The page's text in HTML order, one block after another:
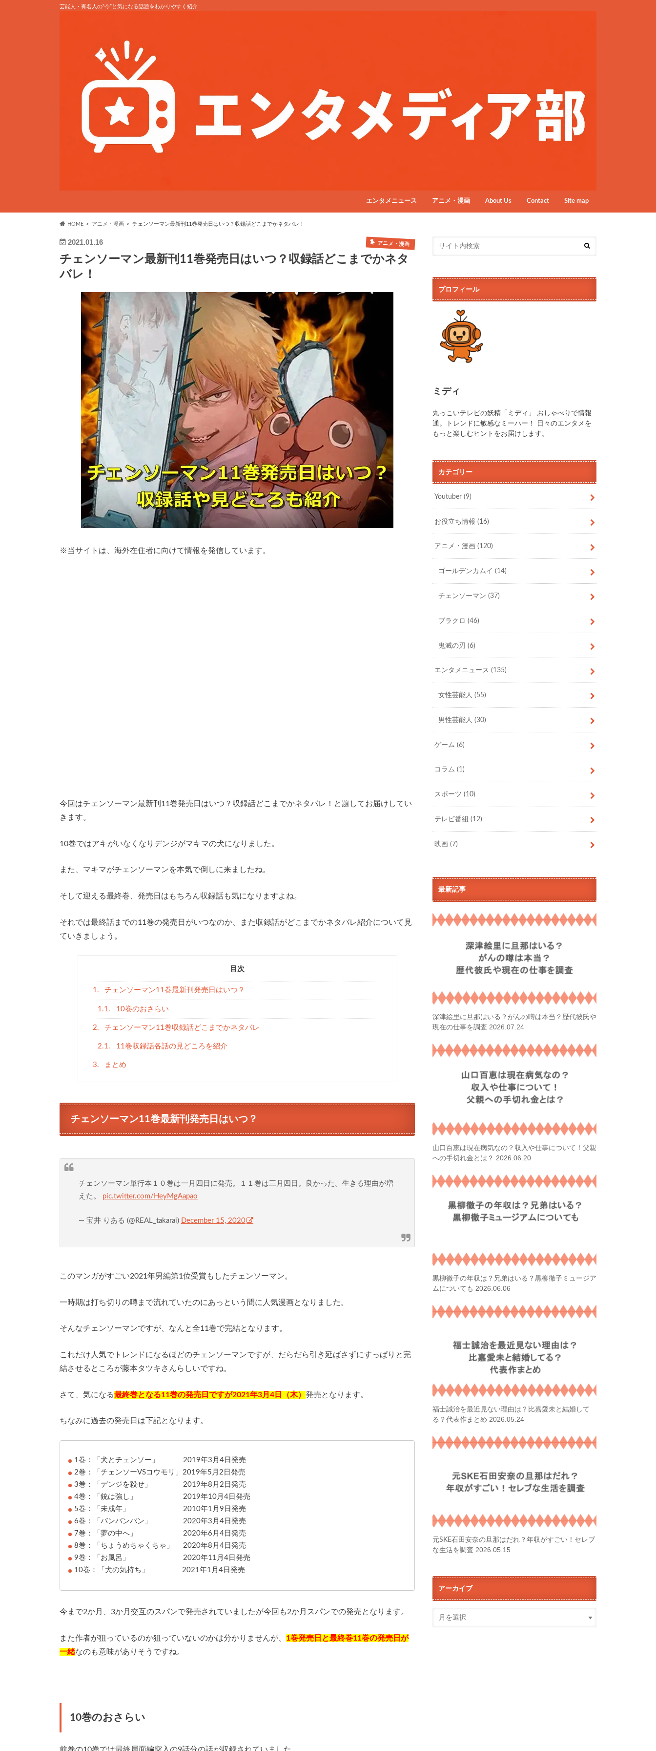
芸能人・有名人の“今”と気になる話題をわかりやすく紹介
エンタメニュース アニメ・漫画 About Us Contact Site map
HOME アニメ・漫画 チェンソーマン最新刊11巻発売日はいつ？収録話どこまでかネタバレ！
2021.01.16 アニメ・漫画
チェンソーマン最新刊11巻発売日はいつ？収録話どこまでかネタ
バレ！
※当サイトは、海外在住者に向けて情報を発信しています。
今回はチェンソーマン最新刊11巻発売日はいつ？収録話どこまでかネタバレ！と題してお届けしてい
きます。
10巻ではアキがいなくなりデンジがマキマの犬になりました。
また、マキマがチェンソーマンを本気で倒しに来ましたね。
そして迎える最終巻、発売日はもちろん収録話も気になりますよね。
それでは最終話までの11巻の発売日がいつなのか、また収録話がどこまでかネタバレ紹介について見
ていきましょう。
目次
1. チェンソーマン11巻最新刊発売日はいつ？
1.1. 10巻のおさらい
2. チェンソーマン11巻収録話どこまでかネタバレ
2.1. 11巻収録話各話の見どころを紹介
3. まとめ
チェンソーマン11巻最新刊発売日はいつ？
チェンソーマン単行本１０巻は一月四日に発売。１１巻は三月四日。良かった。生きる理由が増
えた。 pic.twitter.com/HeyMgAapao
— 宝井 りある (@REAL_takarai) December 15, 2020
このマンガがすごい2021年男編第1位受賞もしたチェンソーマン。
一時期は打ち切りの噂まで流れていたのにあっという間に人気漫画となりました。
そんなチェンソーマンですが、なんと全11巻で完結となります。
これだけ人気でトレンドになるほどのチェンソーマンですが、だらだら引き延ばさずにすっぱりと完
結させるところが藤本タツキさんらしいですね。
さて、気になる最終巻となる11巻の発売日ですが2021年3月4日（木） 発売となります。
ちなみに過去の発売日は下記となります。
1巻：「犬とチェンソー」 2019年3月4日発売
2巻：「チェンソーVSコウモリ」2019年5月2日発売
3巻：「デンジを殺せ」 2019年8月2日発売
4巻：「銃は強し」 2019年10月4日発売
5巻：「未成年」 2010年1月9日発売
6巻：「バンバンバン」 2020年3月4日発売
7巻：「夢の中へ」 2020年6月4日発売
8巻：「ちょうめちゃくちゃ」 2020年8月4日発売
9巻：「お風呂」 2020年11月4日発売
10巻：「犬の気持ち」 2021年1月4日発売
今まで2か月、3か月交互のスパンで発売されていましたが今回も2か月スパンでの発売となります。
また作者が狙っているのか狙っていないのかは分かりませんが、 1巻発売日と最終巻11巻の発売日が
一緒なのも意味がありそうですね。
10巻のおさらい
前巻の10巻では最終局面編突入の9話分の話が収録されていました。
プロフィール
ミディ
丸っこいテレビの妖精「ミディ」 おしゃべりで情報
通。トレンドに敏感なミーハー！ 日々のエンタメを
もっと楽しむヒントをお届けします。
カテゴリー
Youtuber(9)
お役立ち情報(16)
アニメ・漫画(120)
ゴールデンカムイ (14)
チェンソーマン (37)
ブラクロ (46)
鬼滅の刃 (6)
エンタメニュース(135)
女性芸能人 (55)
男性芸能人 (30)
ゲーム(6)
コラム(1)
スポーツ(10)
テレビ番組(12)
映画(7)
最新記事
深津絵里に旦那はいる？がんの噂は本当？歴代彼氏や
現在の仕事を調査 2026.07.24
山口百恵は現在病気なの？収入や仕事について！父親
への手切れ金とは？ 2026.06.20
黒柳徹子の年収は？兄弟はいる？黒柳徹子ミュージア
ムについても 2026.06.06
福士誠治を最近見ない理由は？比嘉愛未と結婚して
る？代表作まとめ 2026.05.24
元SKE石田安奈の旦那はだれ？年収がすごい！セレブ
な生活を調査 2026.05.15
アーカイブ